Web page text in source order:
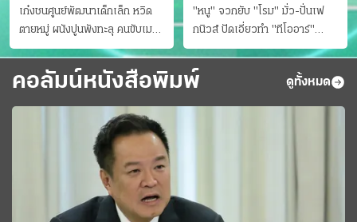
เก๋งชนศูนย์พัฒนาเด็กเล็ก หวิด
ตายหมู่ ผนังปูนพังทะลุ คนขับเมา
ยา
"หนู" จวกยับ "โรม" มั่ว-ปั่นเฟ
กนิวส์ ปัดเอี่ยวทํา "ทีโออาร์"
ต้นทางโกงสอบฉาว
คอลัมน์หนังสือพิมพ์ ดูทั้งหมด